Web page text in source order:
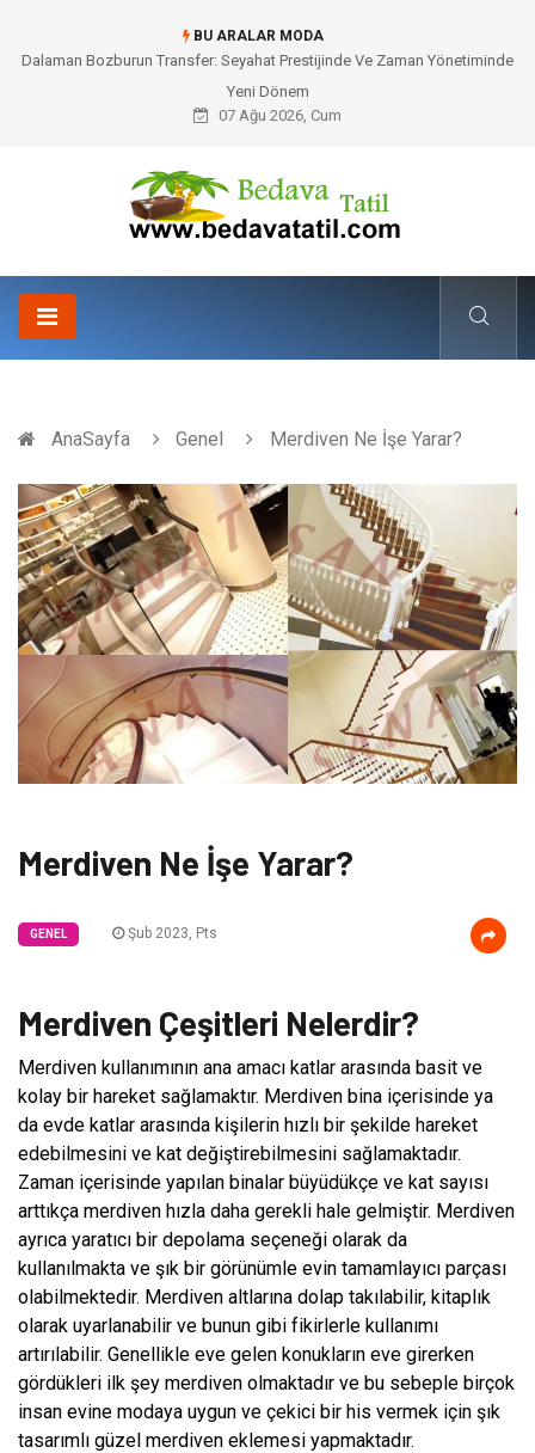
BU ARALAR MODA
Dalaman Bozburun Transfer: Seyahat Prestijinde Ve Zaman Yönetiminde
Yeni Dönem
07 Ağu 2026, Cum
AnaSayfa Genel Merdiven Ne İşe Yarar?
Merdiven Ne İşe Yarar?
GENEL Şub 2023, Pts
Merdiven Çeşitleri Nelerdir?
Merdiven kullanımının ana amacı katlar arasında basit ve
kolay bir hareket sağlamaktır. Merdiven bina içerisinde ya
da evde katlar arasında kişilerin hızlı bir şekilde hareket
edebilmesini ve kat değiştirebilmesini sağlamaktadır.
Zaman içerisinde yapılan binalar büyüdükçe ve kat sayısı
arttıkça merdiven hızla daha gerekli hale gelmiştir. Merdiven
ayrıca yaratıcı bir depolama seçeneği olarak da
kullanılmakta ve şık bir görünümle evin tamamlayıcı parçası
olabilmektedir. Merdiven altlarına dolap takılabilir, kitaplık
olarak uyarlanabilir ve bunun gibi fikirlerle kullanımı
artırılabilir. Genellikle eve gelen konukların eve girerken
gördükleri ilk şey merdiven olmaktadır ve bu sebeple birçok
insan evine modaya uygun ve çekici bir his vermek için şık
tasarımlı güzel merdiven eklemesi yapmaktadır.